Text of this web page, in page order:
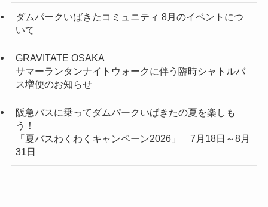
ダムパークいばきたコミュニティ 8月のイベントにつ
いて
GRAVITATE OSAKA
サマーランタンナイトウォークに伴う臨時シャトルバ
ス増便のお知らせ
阪急バスに乗ってダムパークいばきたの夏を楽しも
う！
「夏バスわくわくキャンペーン2026」 7月18日～8月
31日